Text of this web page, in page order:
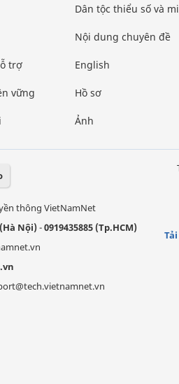
trợ
vững
Dân tộc thiểu số và
Nội dung chuyên đề
English
Hồ sơ
Ảnh
thông VietNamNet
Nội)-0919435885 (Tp.HCM)